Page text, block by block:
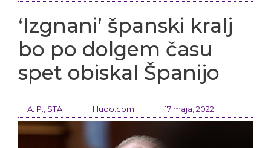
‘Izgnani’ španski kralj
bo po dolgem času
spet obiskal Španijo
A. P., STA Hudo.com 17 maja, 2022